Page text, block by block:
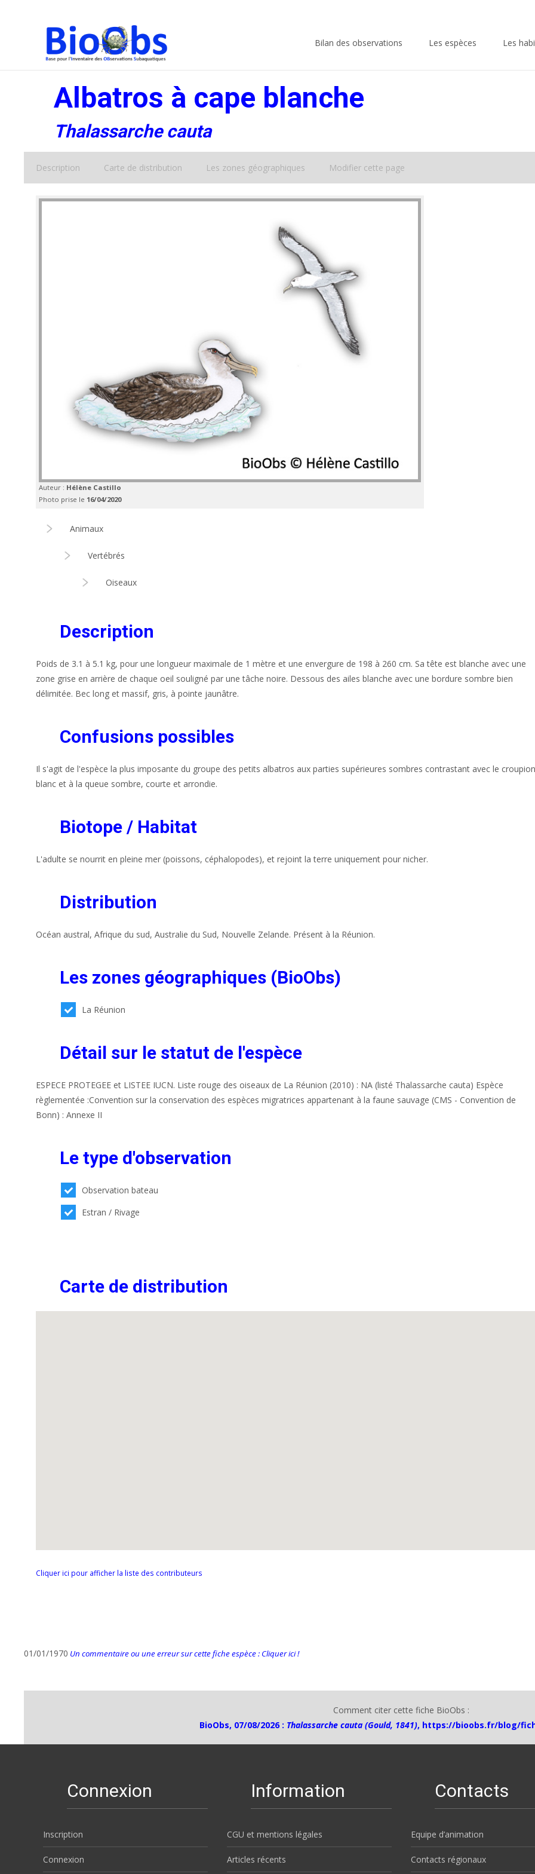
Bilan des observations Les espèces Les
Albatros à cape blanche
Thalassarche cauta
Description Carte de distribution Les zones géographiques Modifier cette page
Auteur : Hélène Castillo
Photo prise le 16/04/2020
Animaux
Vertébrés
Oiseaux
Description
Poids de 3.1 à 5.1 kg, pour une longueur maximale de 1 mètre et une envergure de 198 à 260 cm. Sa tête est blanche avec une
zone grise en arrière de chaque oeil souligné par une tâche noire. Dessous des ailes blanche avec une bordure sombre bien
délimitée. Bec long et massif, gris, à pointe jaunâtre.
Confusions possibles
Il s'agit de l'espèce la plus imposante du groupe des petits albatros aux parties supérieures sombres contrastant avec le croupion
blanc et à la queue sombre, courte et arrondie.
Biotope / Habitat
L'adulte se nourrit en pleine mer (poissons, céphalopodes), et rejoint la terre uniquement pour nicher.
Distribution
Océan austral, Afrique du sud, Australie du Sud, Nouvelle Zelande. Présent à la Réunion.
Les zones géographiques (BioObs)
La Réunion
Détail sur le statut de l'espèce
ESPECE PROTEGEE et LISTEE IUCN. Liste rouge des oiseaux de La Réunion (2010) : NA (listé Thalassarche cauta) Espèce
règlementée :Convention sur la conservation des espèces migratrices appartenant à la faune sauvage (CMS - Convention de
Bonn) : Annexe II
Le type d'observation
Observation bateau
Estran / Rivage
Carte de distribution
Cliquer ici pour afficher la liste des contributeurs
01/01/1970 Un commentaire ou une erreur sur cette fiche espèce : Cliquer ici !
Comment citer cette fiche BioObs :
BioObs, 07/08/2026 : Thalassarche cauta (Gould, 1841), https://bioobs.fr/blog/
Connexion
Inscription
Connexion
Information
CGU et mentions légales
Articles récents
Contacts
Equipe d’animation
Contacts régionaux